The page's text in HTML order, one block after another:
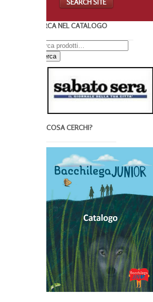
CERCA NEL CATALOGO
Cerca
COSA CERCHI?